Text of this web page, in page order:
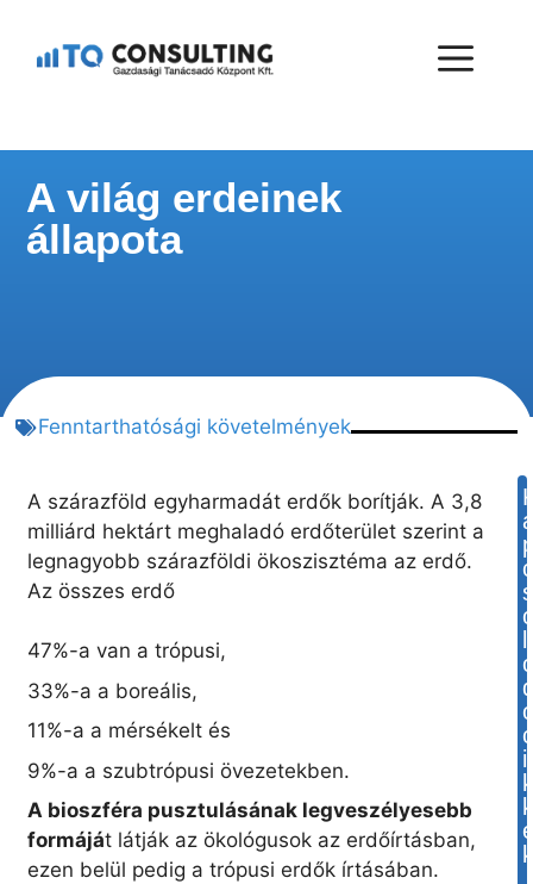
A világ erdeinek
állapota
Fenntarthatósági követelmények
A szárazföld egyharmadát erdők borítják. A 3,8
milliárd hektárt meghaladó erdőterület szerint a
legnagyobb szárazföldi ökoszisztéma az erdő.
Az összes erdő
47%-a van a trópusi,
33%-a a boreális,
11%-a a mérsékelt és
9%-a a szubtrópusi övezetekben.
A bioszféra pusztulásának legveszélyesebb
formáját látják az ökológusok az erdőírtásban,
ezen belül pedig a trópusi erdők írtásában.
i